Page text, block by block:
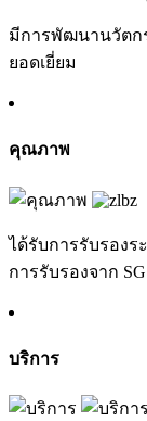
มีการพัฒนานวัตก
ยอดเยี่ยม
คุณภาพ
ได้รับการรับรองร
การรับรองจาก
บริการ